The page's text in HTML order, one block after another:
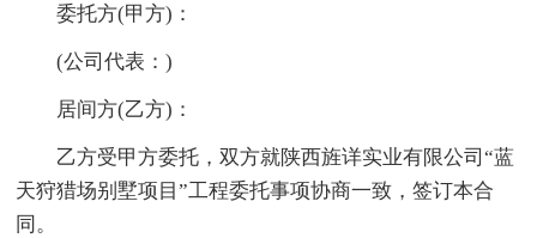
委托方(甲方)：
(公司代表：)
居间方(乙方)：
乙方受甲方委托，双方就陕西旌详实业有限公司“蓝
天狩猎场别墅项目”工程委托事项协商一致，签订本合
同。